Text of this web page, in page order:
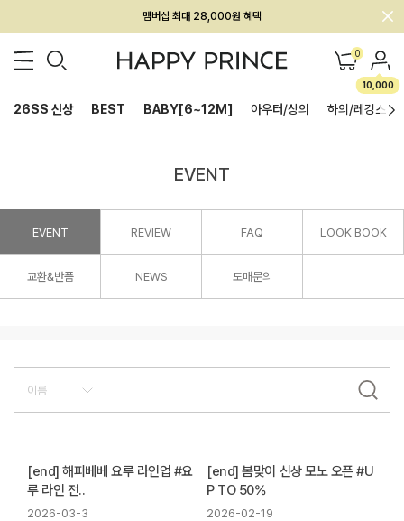
멤버십 최대 28,000원 혜택
0
10,000
26SS 신상 BEST BABY[6~12M] 아우터/상의 하의/레깅스
EVENT
EVENT REVIEW FAQ LOOK BOOK
교환&반품 NEWS 도매문의
[end] 해피베베 요루 라인업 #요
루 라인 전..
2026-03-3
[end] 봄맞이 신상 모노 오픈 #U
P TO 50%
2026-02-19